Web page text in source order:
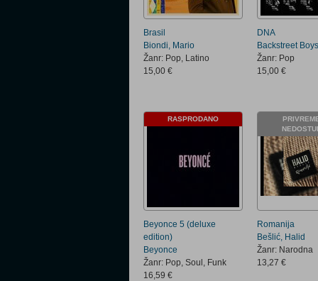
Brasil
Biondi, Mario
Žanr: Pop, Latino
15,00 €
DNA
Backstreet Boys
Žanr: Pop
15,00 €
RASPRODANO
Beyonce 5 (deluxe
edition)
Beyonce
Žanr: Pop, Soul, Funk
16,59 €
Romanija
Bešlić, Halid
Žanr: Narodna
13,27 €